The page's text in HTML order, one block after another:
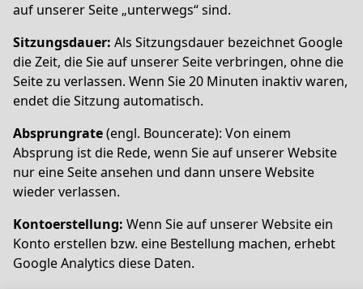
auf unserer Seite „unterwegs“ sind.
Sitzungsdauer: Als Sitzungsdauer bezeichnet Google
die Zeit, die Sie auf unserer Seite verbringen, ohne die
Seite zu verlassen. Wenn Sie 20 Minuten inaktiv waren,
endet die Sitzung automatisch.
Absprungrate(engl. Bouncerate): Von einem
Absprung ist die Rede, wenn Sie auf unserer Website
nur eine Seite ansehen und dann unsere Website
wieder verlassen.
Kontoerstellung: Wenn Sie auf unserer Website ein
Konto erstellen bzw. eine Bestellung machen, erhebt
Google Analytics diese Daten.